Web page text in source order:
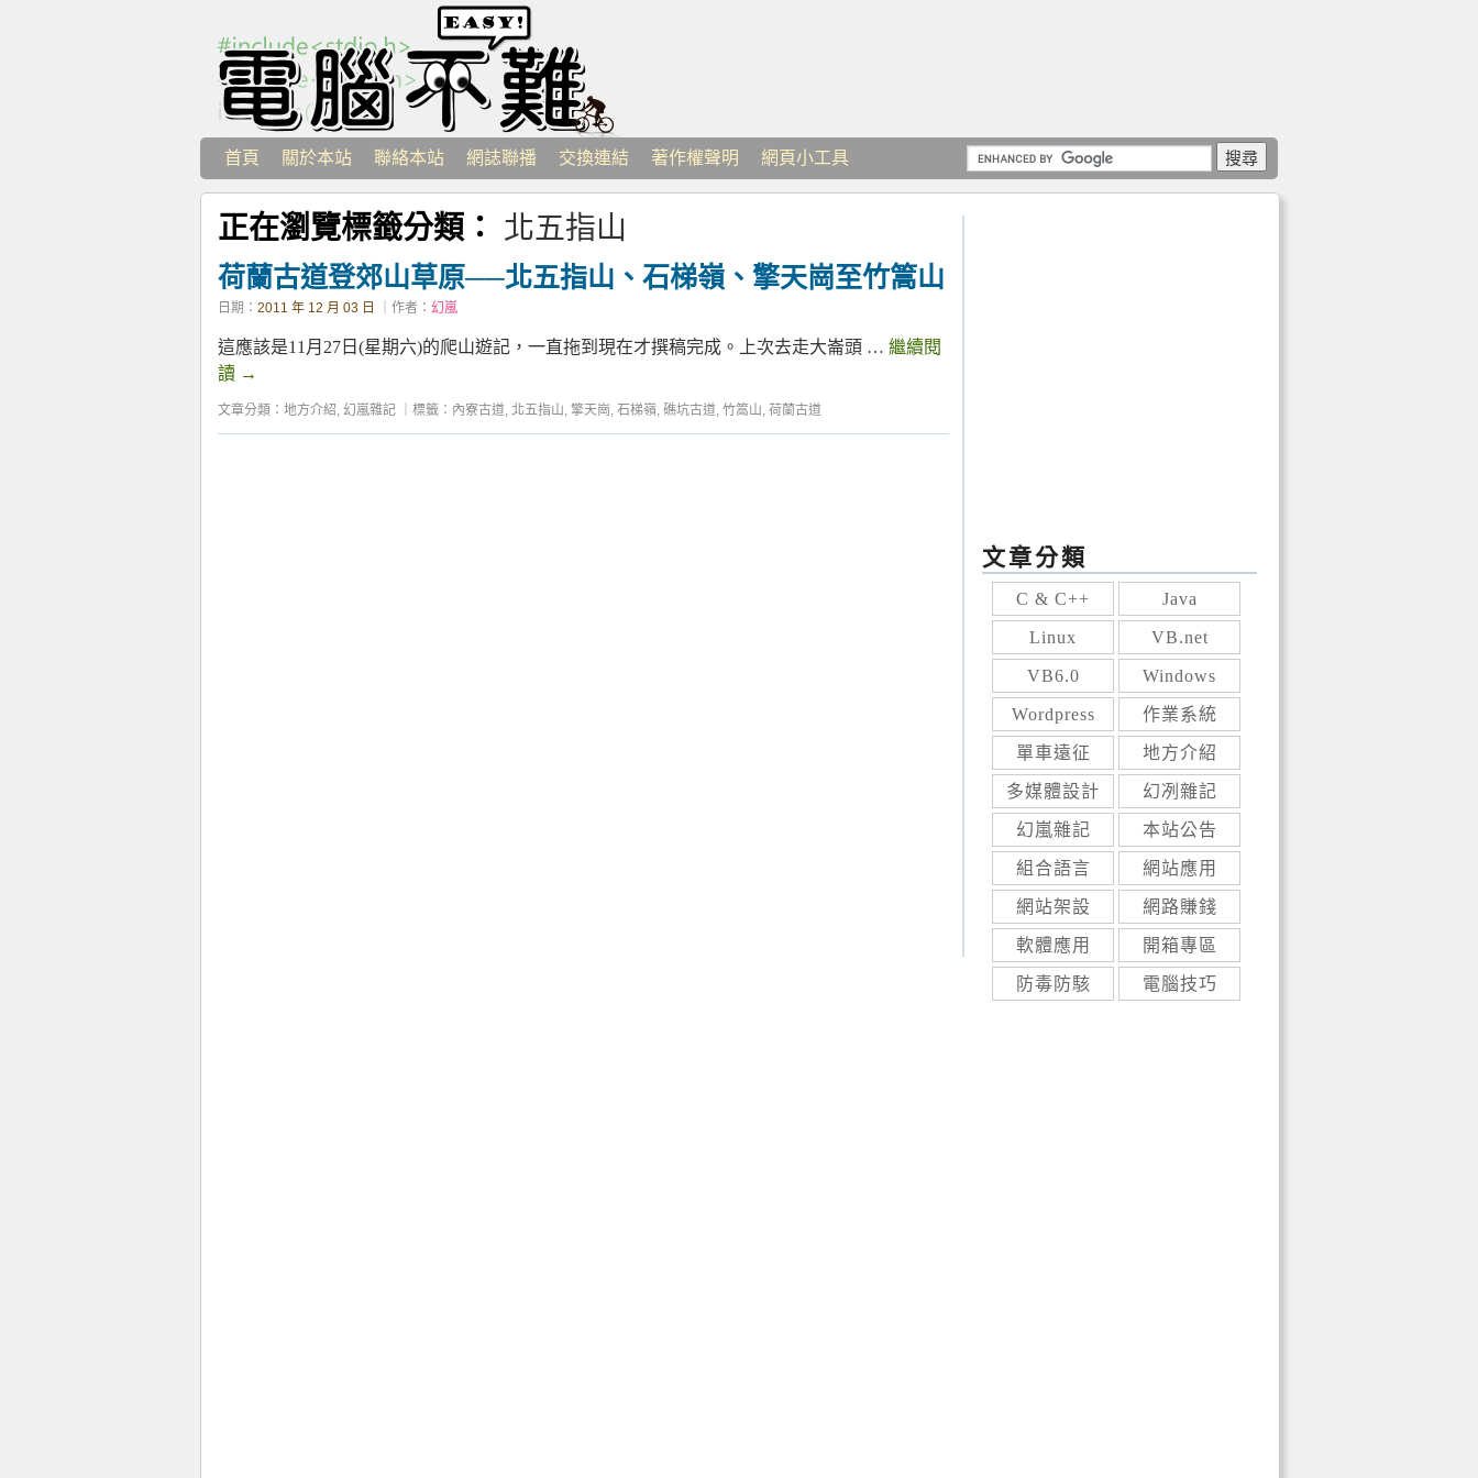
首頁 關於本站 聯絡本站 網誌聯播 交換連結 著作權聲明 網頁小工具
正在瀏覽標籤分類： 北五指山
荷蘭古道登郊山草原──北五指山、石梯嶺、擎天崗至竹篙山
日期： 2011 年 12 月 03 日 ｜作者： 幻嵐
這應該是11月27日(星期六)的爬山遊記，一直拖到現在才撰稿完成。上次去走大崙頭 … 繼續閱
讀 →
文章分類： 地方介紹, 幻嵐雜記 標籤： 內寮古道, 北五指山, 擎天崗, 石梯嶺, 礁坑古道, 竹篙山, 荷蘭古道
文章分類
C & C++ Java
Linux VB.net
VB6.0 Windows
Wordpress 作業系統
單車遠征 地方介紹
多媒體設計 幻冽雜記
幻嵐雜記 本站公告
組合語言 網站應用
網站架設 網路賺錢
軟體應用 開箱專區
防毒防駭 電腦技巧